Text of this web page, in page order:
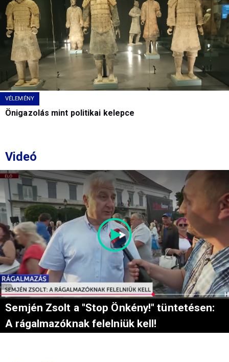
VÉLEMÉNY
Önigazolás mint politikai kelepce
Videó
Semjén Zsolt a "Stop Önkény!" tüntetésen:
A rágalmazóknak felelniük kell!